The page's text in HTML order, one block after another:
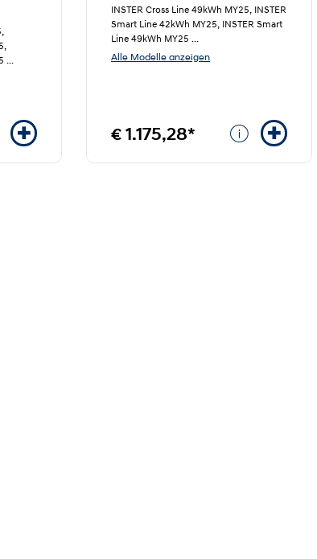
...
INSTER Cross Line 49kWh MY25, INSTER
Smart Line 42kWh MY25, INSTER Smart
Line 49kWh MY25 ...
Alle Modelle anzeigen
€ 1.175,28*